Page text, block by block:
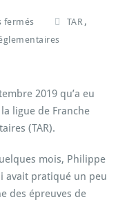
fermés TAR ,
2019 qu’a eu
ligue de Franche
(TAR).
mois, Philippe
avait pratiqué un peu
des épreuves de